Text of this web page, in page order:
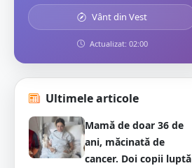
Vânt din Vest
Actualizat: 02:00
Ultimele articole
Mamă de doar 36 de
ani, măcinată de
cancer. Doi copii luptă